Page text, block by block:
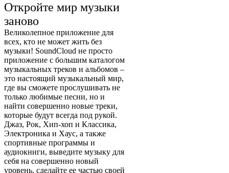
Откройте мир музыки
заново
Великолепное приложение для
всех, кто не может жить без
музыки! SoundCloud не просто
приложение с большим каталогом
музыкальных треков и альбомов –
это настоящий музыкальный мир,
где вы сможете прослушивать не
только любимые песни, но и
найти совершенно новые треки,
которые будут всегда под рукой.
Джаз, Рок, Хип-хоп и Классика,
Электроника и Хаус, а также
спортивные программы и
аудиокниги, выведите музыку для
себя на совершенно новый
уровень, сделайте ее частью своей